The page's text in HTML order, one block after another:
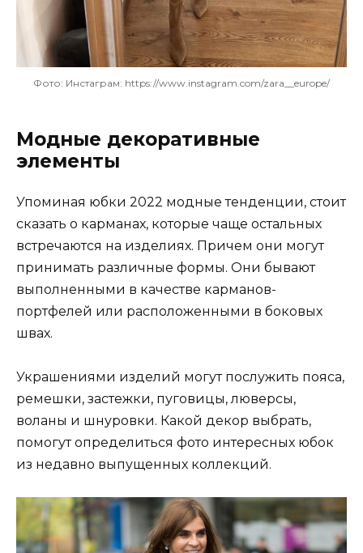
Фото: Инстаграм: https://www.instagram.com/zara__europe/
Модные декоративные
элементы
Упоминая юбки 2022 модные тенденции, стоит
сказать о карманах, которые чаще остальных
встречаются на изделиях. Причем они могут
принимать различные формы. Они бывают
выполненными в качестве карманов-
портфелей или расположенными в боковых
швах.
Украшениями изделий могут послужить пояса,
ремешки, застежки, пуговицы, люверсы,
воланы и шнуровки. Какой декор выбрать,
помогут определиться фото интересных юбок
из недавно выпущенных коллекций.